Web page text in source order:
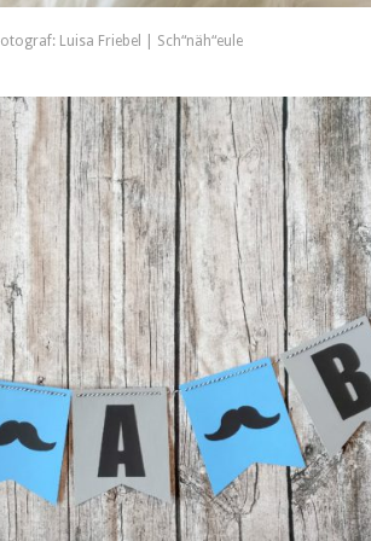
Luisa Friebel | Sch“näh“eule